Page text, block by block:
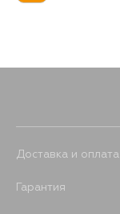
Доставка и оплата
Гарантия